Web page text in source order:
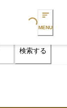
Loading...
MENU
検索する